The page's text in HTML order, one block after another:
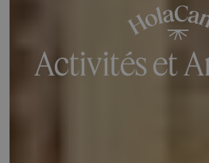
Activités et